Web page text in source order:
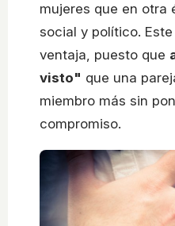
mujeres que en otra
social y político.
ventaja, puesto que
visto" que una
miembro más sin
compromiso.